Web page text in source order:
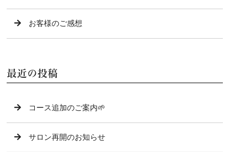
お客様のご感想
最近の投稿
コース追加のご案内🌱
サロン再開のお知らせ